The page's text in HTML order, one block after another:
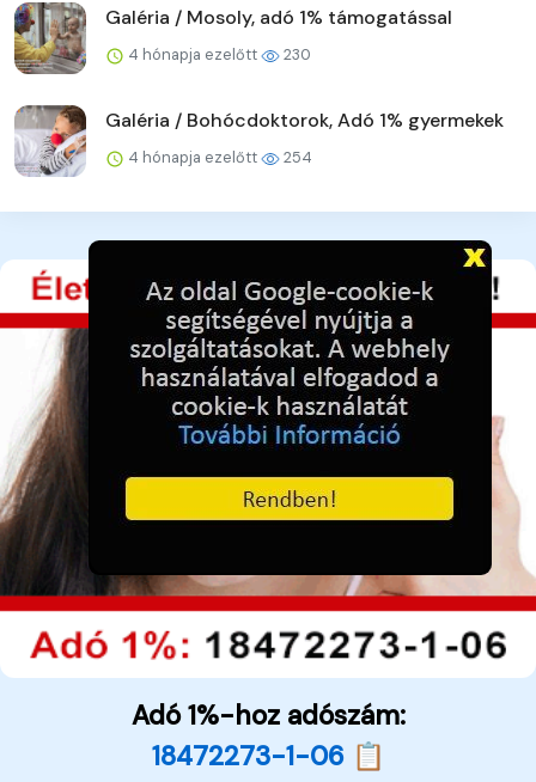
Galéria / Mosoly, adó 1% támogatással
4 hónapja ezelőtt 230
Galéria / Bohócdoktorok, Adó 1% gyermekek
4 hónapja ezelőtt 254
Adó 1%-hoz adószám:
18472273-1-06 📋